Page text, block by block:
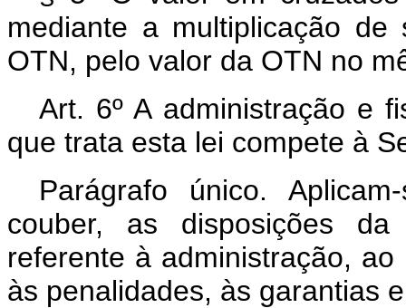
mediante a multiplicação
OTN, pelo valor da OTN no
Art. 6º A administração e
que trata esta lei compete à
Parágrafo único.
couber, as disposições
referente à administração,
às penalidades, às garantias